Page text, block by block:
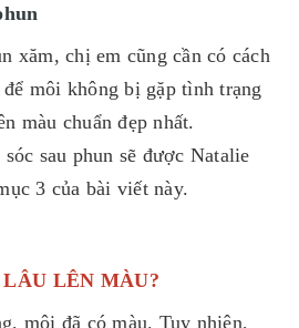
xăm, chị em cũng cần có cách
để môi không bị gặp tình trạng
màu chuẩn đẹp nhất.
sau phun sẽ được Natalie
3 của bài viết này.
LÊN MÀU?
môi đã có màu. Tuy nhiên,